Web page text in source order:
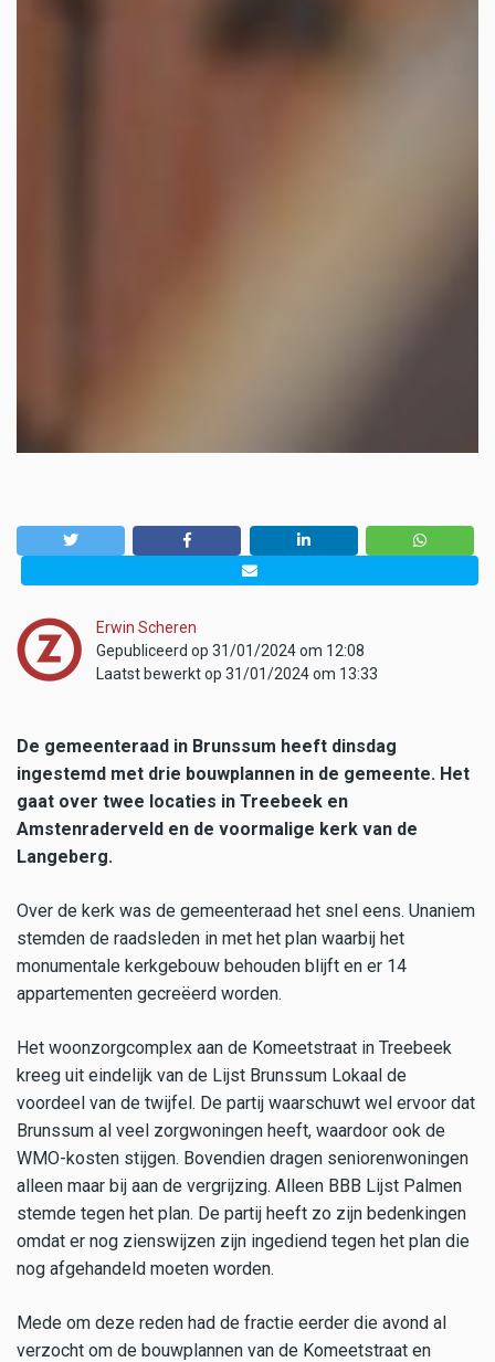
Erwin Scheren
Gepubliceerd op 31/01/2024 om 12:08
Laatst bewerkt op 31/01/2024 om 13:33
De gemeenteraad in Brunssum heeft dinsdag
ingestemd met drie bouwplannen in de gemeente. Het
gaat over twee locaties in Treebeek en
Amstenraderveld en de voormalige kerk van de
Langeberg.
Over de kerk was de gemeenteraad het snel eens. Unaniem
stemden de raadsleden in met het plan waarbij het
monumentale kerkgebouw behouden blijft en er 14
appartementen gecreëerd worden.
Het woonzorgcomplex aan de Komeetstraat in Treebeek
kreeg uit eindelijk van de Lijst Brunssum Lokaal de
voordeel van de twijfel. De partij waarschuwt wel ervoor dat
Brunssum al veel zorgwoningen heeft, waardoor ook de
WMO-kosten stijgen. Bovendien dragen seniorenwoningen
alleen maar bij aan de vergrijzing. Alleen BBB Lijst Palmen
stemde tegen het plan. De partij heeft zo zijn bedenkingen
omdat er nog zienswijzen zijn ingediend tegen het plan die
nog afgehandeld moeten worden.
Mede om deze reden had de fractie eerder die avond al
verzocht om de bouwplannen van de Komeetstraat en